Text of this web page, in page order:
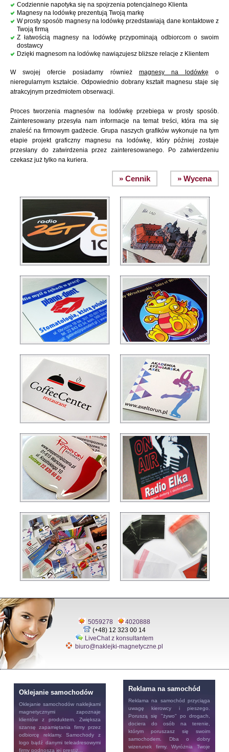
Codziennie napotyka się na spojrzenia potencjalnego Klienta
Magnesy na lodówkę prezentują Twoją markę
W prosty sposób magnesy na lodówkę przedstawiają dane kontaktowe z
Twoją firmą
Z łatwością magnesy na lodówkę przypominają odbiorcom o swoim
dostawcy
Dzięki magnesom na lodówkę nawiązujesz bliższe relacje z Klientem
W swojej ofercie posiadamy również magnesy na lodówkę o
nieregularnym kształcie. Odpowiednio dobrany kształt magnesu staje się
atrakcyjnym przedmiotem obserwacji.
Proces tworzenia magnesów na lodówkę przebiega w prosty sposób.
Zainteresowany przesyła nam informacje na temat treści, która ma się
znaleść na firmowym gadżecie. Grupa naszych grafików wykonuje na tym
etapie projekt graficzny magnesu na lodówkę, który później zostaje
przesłany do zatwirdzenia przez zainteresowanego. Po zatwierdzeniu
czekasz już tylko na kuriera.
» Wycena
» Cennik
5059278
4020888
(+48) 12 323 00 14
LiveChat z konsultantem
biuro@naklejki-magnetyczne.pl
Oklejanie samochodów
Oklejanie samochodów naklejkami
magnetycznymi zapoznaje
klientów z produktem. Zwiększa
szansę zapamiętania firmy przez
odbiorcę reklamy. Samochody z
logo bądź danymi teleadresowymi
firmy podnoszą jej prestiż...
Reklama na samochód
Reklama na samochód przyciąga
uwagę kierowcy i pieszego.
Poruszą się "żywo" po drogach,
dociera do osób na terenie,
którym poruszasz się swoim
samochodem. Dba o dobry
wizerunek firmy. Wyróżnia Twoje